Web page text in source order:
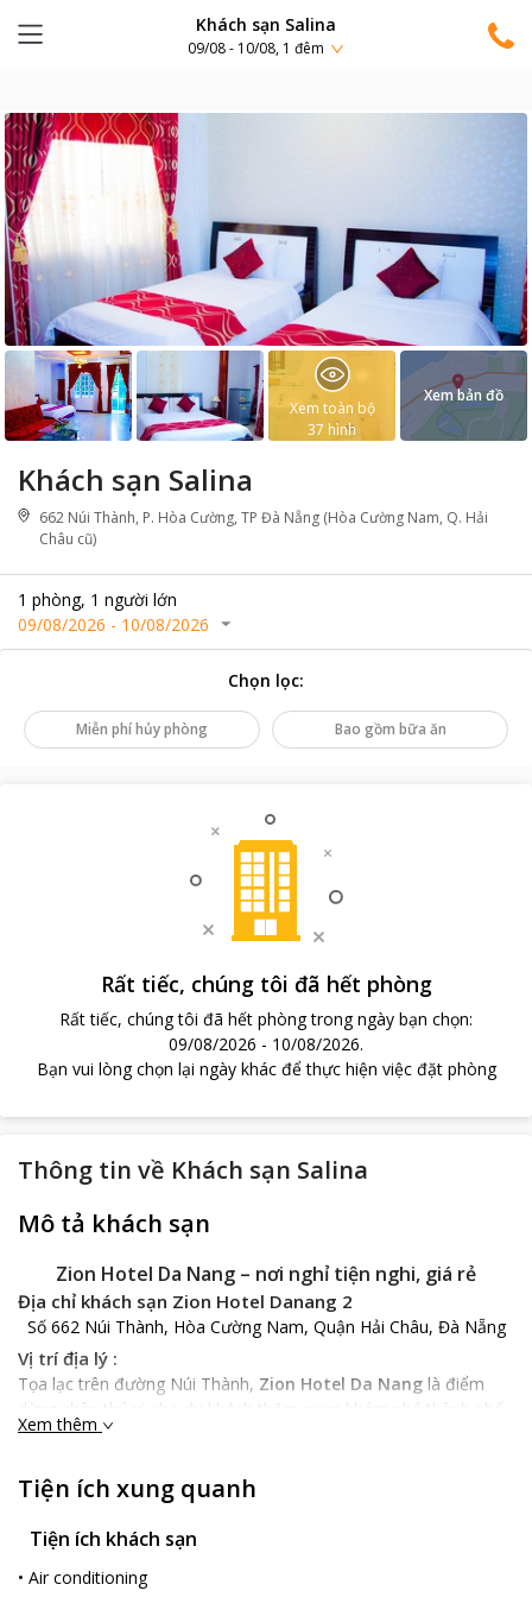
Khách sạn Salina
09/08 - 10/08, 1 đêm
Khách sạn Salina
662 Núi Thành, P. Hòa Cường, TP Đà Nẵng (Hòa Cường Nam, Q. Hải
Châu cũ)
1 phòng, 1 người lớn
09/08/2026 - 10/08/2026
Xem toàn bộ
37 hình
Xem bản đồ
Chọn lọc:
Miễn phí hủy phòng Bao gồm bữa ăn
Rất tiếc, chúng tôi đã hết phòng
Rất tiếc, chúng tôi đã hết phòng trong ngày bạn chọn:
09/08/2026 - 10/08/2026.
Bạn vui lòng chọn lại ngày khác để thực hiện việc đặt phòng
Thông tin về Khách sạn Salina
Mô tả khách sạn
Zion Hotel Da Nang – nơi nghỉ tiện nghi, giá rẻ
Địa chỉ khách sạn Zion Hotel Danang 2
Số 662 Núi Thành, Hòa Cường Nam, Quận Hải Châu, Đà Nẵng
Vị trí địa lý :
Tọa lạc trên đường Núi Thành, Zion Hotel Da Nang là điểm
dừng chân thú vị cho du khách thăm quan khám phá thành phố
Đà Nẵng sôi động này. Nằm cách sân bay quốc tế Đà Nẵng 3.8
Khách sạn nằm không quá xa trung tâm thành phố, nên bạn có
thể dễ dàng tiếp cận các địa điểm thăm quan nổi tiếng và hoạt
động vui chơi giải trí hấp dẫn. Từ khách sạn, du khách chỉ cần
sông Hàn, Cầu Rồng, Chợ Hàn, Bảo Tàng Chăm…
Xem thêm
Tiện ích xung quanh
Tiện ích khách sạn
• Air conditioning